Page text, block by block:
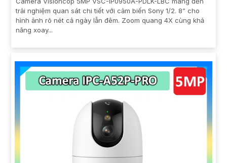
trải nghiệm quan sát chi tiết với cảm biến Sony 1/2. 8” cho
hình ảnh rõ nét cả ngày lẫn đêm. Zoom quang 4X cùng khả
năng xoay...